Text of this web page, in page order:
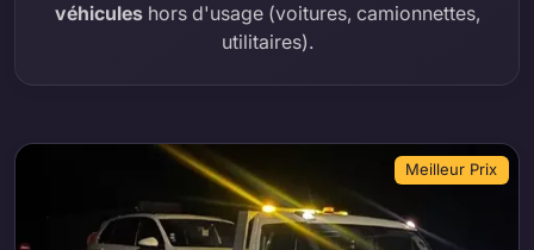
véhiculeshors d'usage (voitures, camionnettes,
utilitaires).
Meilleur Prix